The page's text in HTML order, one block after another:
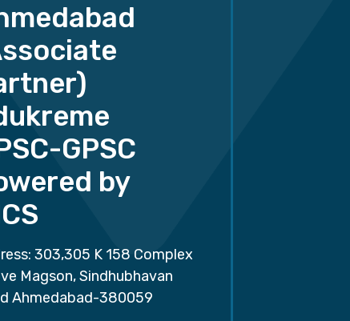
GPSC
by
303,305 K 158 Complex
Magson, Sindhubhavan
Ahmedabad-380059